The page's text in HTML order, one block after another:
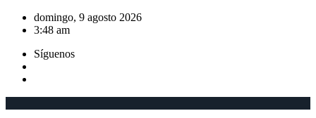
Saltar
domingo, 9 agosto 2026
3:48 am
Síguenos